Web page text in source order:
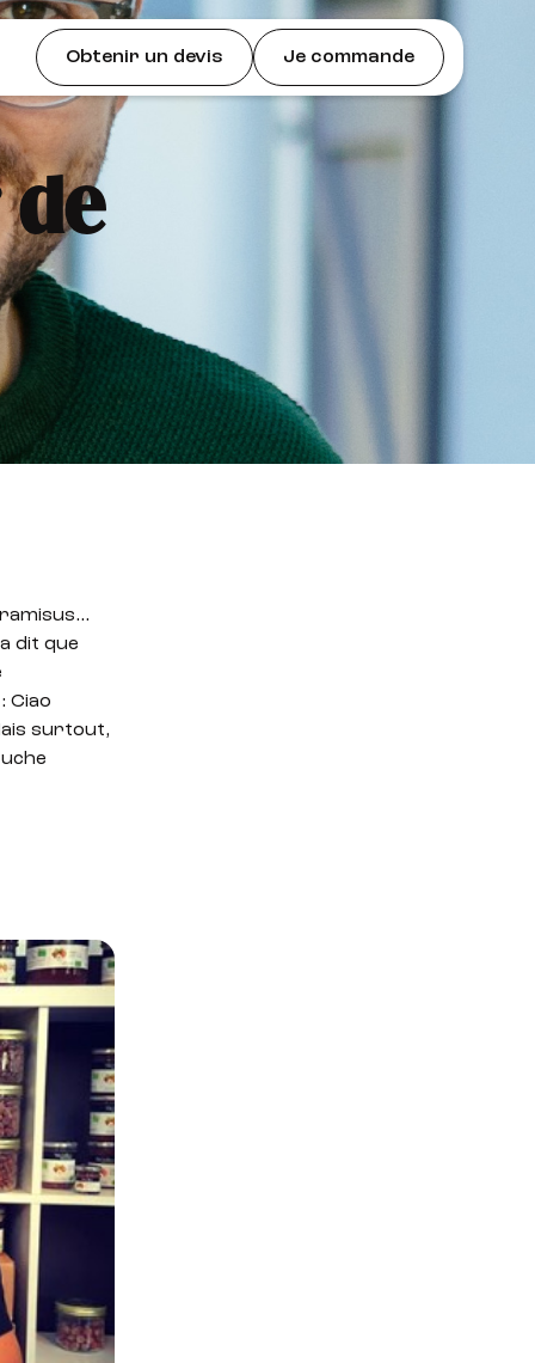
Obtenir un devis Je commande
de
dit que
Ciao
surtout,